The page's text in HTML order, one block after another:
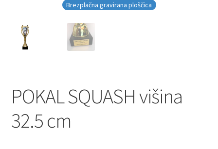
Brezplačna gravirana ploščica
POKAL SQUASH višina
32.5 cm